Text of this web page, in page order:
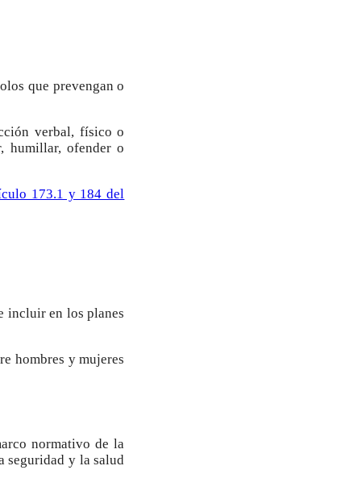
que prevengan o
verbal, físico o
humillar, ofender o
173.1 y 184 del
incluir en los planes
hombres y mujeres
normativo de la
seguridad y la salud